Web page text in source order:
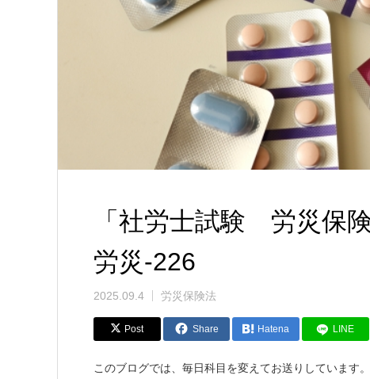
「社労士試験 労災保
労災-226
2025.09.4 労災保険法
Post Share Hatena LINE
このブログでは、毎日科目を変えてお送りしています。